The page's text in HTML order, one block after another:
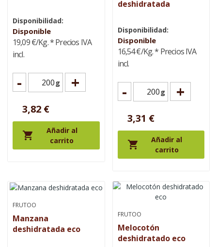
Disponibilidad:
Disponible
19,09 €/Kg.* Precios IVA
incl.
- +
g
3,82 €

Añadir al
carrito
deshidratada
Disponibilidad:
Disponible
16,54 €/Kg.* Precios IVA
incl.
- +
g
3,31 €

Añadir al
carrito
FRUTOO
Manzana
deshidratada eco
FRUTOO
Melocotón
deshidratado eco